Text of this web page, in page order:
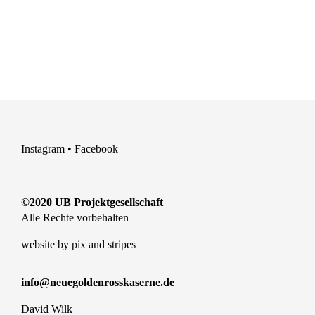
Instagram • Facebook
©2020 UB Projektgesellschaft
Alle Rechte vorbehalten
website by pix and stripes
info@neuegoldenrosskaserne.de
David Wilk